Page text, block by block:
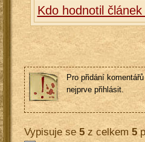
Kdo hodnotil
Pro přidání
nejprve přihlásit.
Vypisuje se5z celkem 5